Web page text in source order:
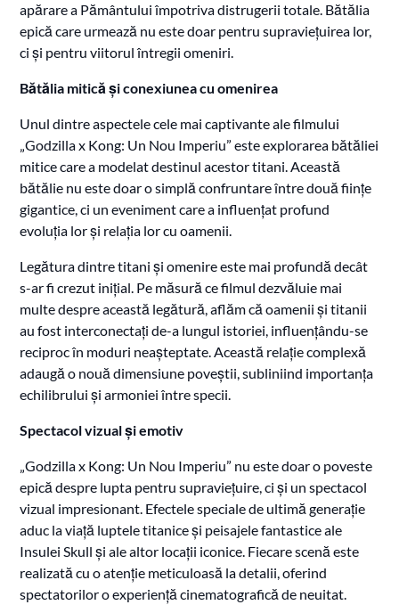
apărare a Pământului împotriva distrugerii totale. Bătălia
epică care urmează nu este doar pentru supraviețuirea lor,
ci și pentru viitorul întregii omeniri.
Bătălia mitică și conexiunea cu omenirea
Unul dintre aspectele cele mai captivante ale filmului
„Godzilla x Kong: Un Nou Imperiu” este explorarea bătăliei
mitice care a modelat destinul acestor titani. Această
bătălie nu este doar o simplă confruntare între două ființe
gigantice, ci un eveniment care a influențat profund
evoluția lor și relația lor cu oamenii.
Legătura dintre titani și omenire este mai profundă decât
s-ar fi crezut inițial. Pe măsură ce filmul dezvăluie mai
multe despre această legătură, aflăm că oamenii și titanii
au fost interconectați de-a lungul istoriei, influențându-se
reciproc în moduri neașteptate. Această relație complexă
adaugă o nouă dimensiune poveștii, subliniind importanța
echilibrului și armoniei între specii.
Spectacol vizual și emotiv
„Godzilla x Kong: Un Nou Imperiu” nu este doar o poveste
epică despre lupta pentru supraviețuire, ci și un spectacol
vizual impresionant. Efectele speciale de ultimă generație
aduc la viață luptele titanice și peisajele fantastice ale
Insulei Skull și ale altor locații iconice. Fiecare scenă este
realizată cu o atenție meticuloasă la detalii, oferind
spectatorilor o experiență cinematografică de neuitat.